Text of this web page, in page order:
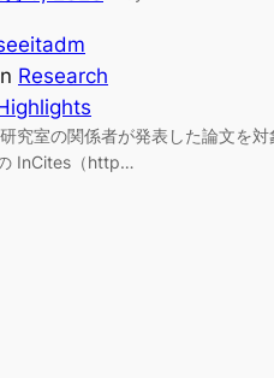
Research
究室の関係者が発表した論文を対
InCites（http…